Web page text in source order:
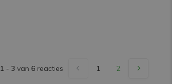
1 - 3 van 6 reacties 1 2